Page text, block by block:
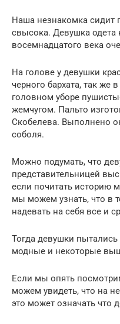
Наша незнакомка сидит
свысока. Девушка одета
восемнадцатого века
На голове у девушки
черного бархата, так же
головном уборе
жемчугом. Пальто
Скобелева. Выполнено
соболя.
Можно подумать, что
представительницей
если почитать историю
мы можем узнать, что в
надевать на себя все и
Тогда девушки
модные и некоторые
Если мы опять
можем увидеть, что на
это может означать что